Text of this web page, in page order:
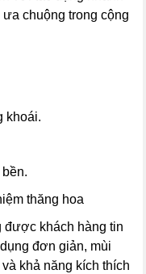
chuộng trong cộng
khoái.
được khách hàng tin
đơn giản, mùi
khả năng kích thích